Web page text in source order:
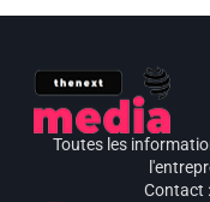
Toutes les
Contact